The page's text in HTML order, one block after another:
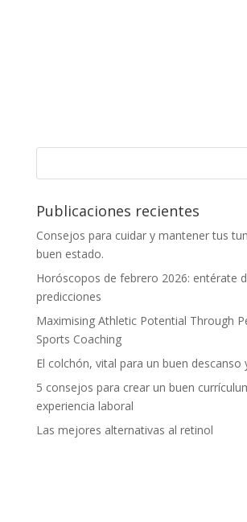
Publicaciones recientes
Consejos para cuidar y mantener tus
buen estado.
Horóscopos de febrero 2026: entérate
predicciones
Maximising Athletic Potential Through
Sports Coaching
El colchón, vital para un buen descanso
5 consejos para crear un buen
experiencia laboral
Las mejores alternativas al retinol